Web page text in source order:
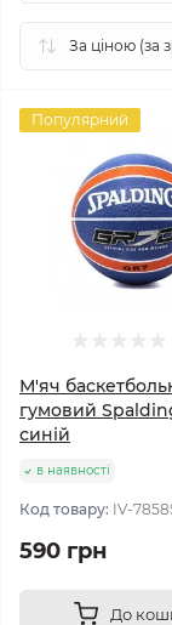
Популярний
М'яч
гумовий
синій
в наявності
Код товару: IV-
590 грн
До